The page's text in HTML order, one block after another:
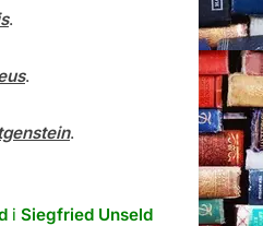
.
.
.
i Siegfried Unseld